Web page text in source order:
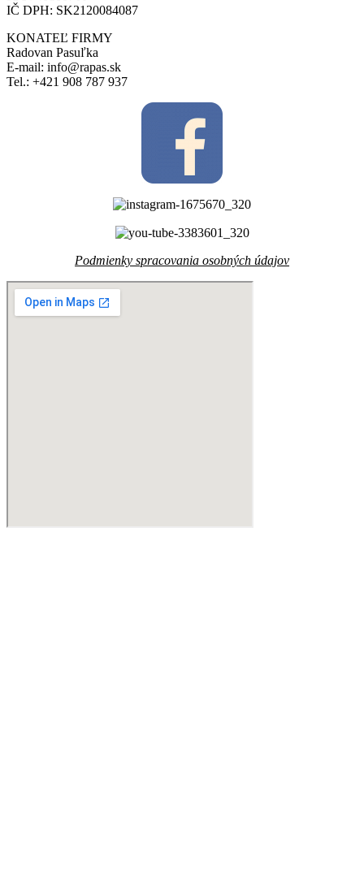
IČ DPH: SK2120084087
KONATEĽ FIRMY
Radovan Pasuľka
E-mail: info@rapas.sk
Tel.: +421 908 787 937
Podmienky spracovania osobných údajov